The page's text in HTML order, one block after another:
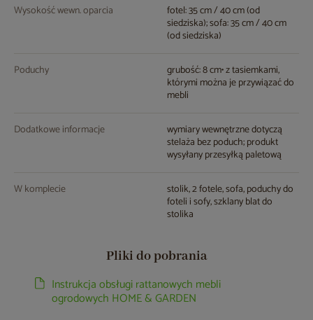
Wysokość wewn. oparcia fotel: 35 cm / 40 cm (od
siedziska); sofa: 35 cm / 40 cm
(od siedziska)
Poduchy grubość: 8 cm• z tasiemkami,
którymi można je przywiązać do
mebli
Dodatkowe informacje wymiary wewnętrzne dotyczą
stelaża bez poduch; produkt
wysyłany przesyłką paletową
W komplecie stolik, 2 fotele, sofa, poduchy do
foteli i sofy, szklany blat do
stolika
Pliki do pobrania
Instrukcja obsługi rattanowych mebli
ogrodowych HOME & GARDEN